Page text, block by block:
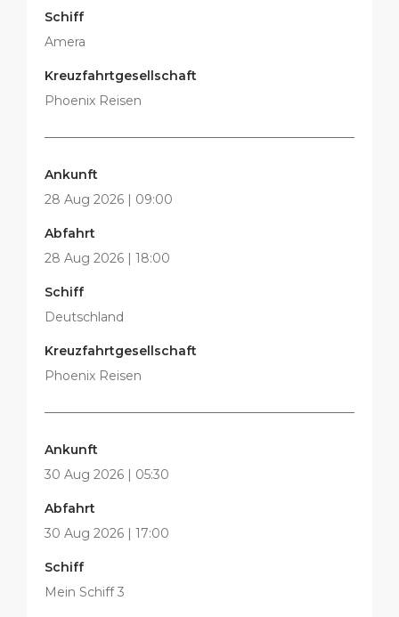
Schiff
Amera
Kreuzfahrtgesellschaft
Phoenix Reisen
Ankunft
28 Aug 2026 | 09:00
Abfahrt
28 Aug 2026 | 18:00
Schiff
Deutschland
Kreuzfahrtgesellschaft
Phoenix Reisen
Ankunft
30 Aug 2026 | 05:30
Abfahrt
30 Aug 2026 | 17:00
Schiff
Mein Schiff 3